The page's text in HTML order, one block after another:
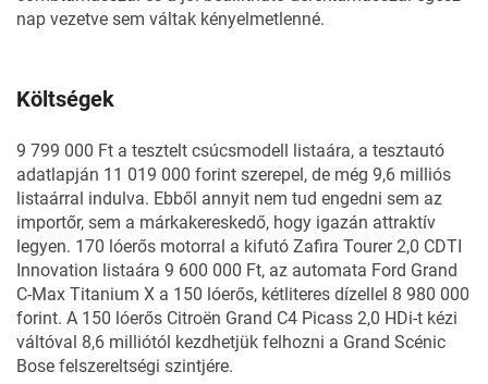
nap vezetve sem váltak kényelmetlenné.
Költségek
9 799 000 Ft a tesztelt csúcsmodell listaára, a tesztautó
adatlapján 11 019 000 forint szerepel, de még 9,6 milliós
listaárral indulva. Ebből annyit nem tud engedni sem az
importőr, sem a márkakereskedő, hogy igazán attraktív
legyen. 170 lóerős motorral a kifutó Zafira Tourer 2,0 CDTI
Innovation listaára 9 600 000 Ft, az automata Ford Grand
C-Max Titanium X a 150 lóerős, kétliteres dízellel 8 980 000
forint. A 150 lóerős Citroën Grand C4 Picass 2,0 HDi-t kézi
váltóval 8,6 milliótól kezdhetjük felhozni a Grand Scénic
Bose felszereltségi szintjére.